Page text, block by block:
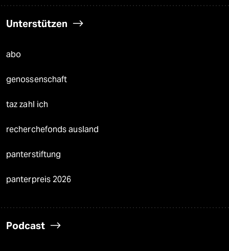
Unterstützen
abo
genossenschaft
taz zahl ich
recherchefonds ausland
panterstiftung
panterpreis 2026
Podcast